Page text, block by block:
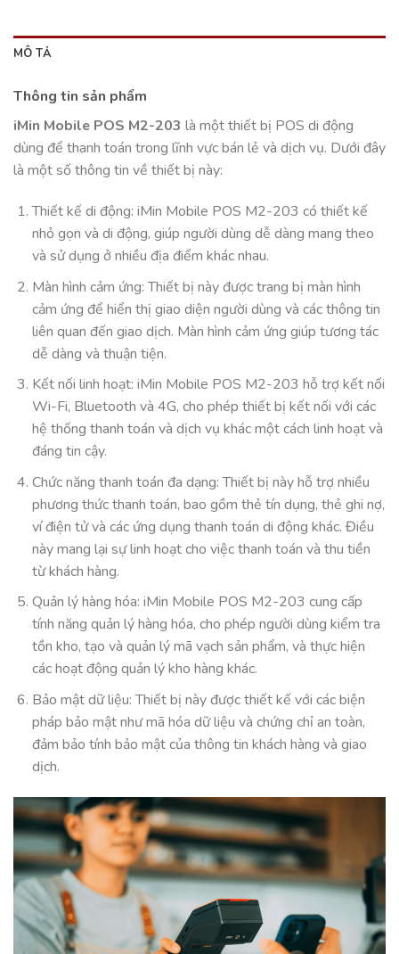
MÔ TẢ
Thông tin sản phẩm
iMin Mobile POS M2-203 là một thiết bị POS di động
dùng để thanh toán trong lĩnh vực bán lẻ và dịch vụ. Dưới đây
là một số thông tin về thiết bị này:
Thiết kế di động: iMin Mobile POS M2-203 có thiết kế
nhỏ gọn và di động, giúp người dùng dễ dàng mang theo
và sử dụng ở nhiều địa điểm khác nhau.
Màn hình cảm ứng: Thiết bị này được trang bị màn hình
cảm ứng để hiển thị giao diện người dùng và các thông tin
liên quan đến giao dịch. Màn hình cảm ứng giúp tương tác
dễ dàng và thuận tiện.
Kết nối linh hoạt: iMin Mobile POS M2-203 hỗ trợ kết nối
Wi-Fi, Bluetooth và 4G, cho phép thiết bị kết nối với các
hệ thống thanh toán và dịch vụ khác một cách linh hoạt và
đáng tin cậy.
Chức năng thanh toán đa dạng: Thiết bị này hỗ trợ nhiều
phương thức thanh toán, bao gồm thẻ tín dụng, thẻ ghi nợ,
ví điện tử và các ứng dụng thanh toán di động khác. Điều
này mang lại sự linh hoạt cho việc thanh toán và thu tiền
từ khách hàng.
Quản lý hàng hóa: iMin Mobile POS M2-203 cung cấp
tính năng quản lý hàng hóa, cho phép người dùng kiểm tra
tồn kho, tạo và quản lý mã vạch sản phẩm, và thực hiện
các hoạt động quản lý kho hàng khác.
Bảo mật dữ liệu: Thiết bị này được thiết kế với các biện
pháp bảo mật như mã hóa dữ liệu và chứng chỉ an toàn,
đảm bảo tính bảo mật của thông tin khách hàng và giao
dịch.